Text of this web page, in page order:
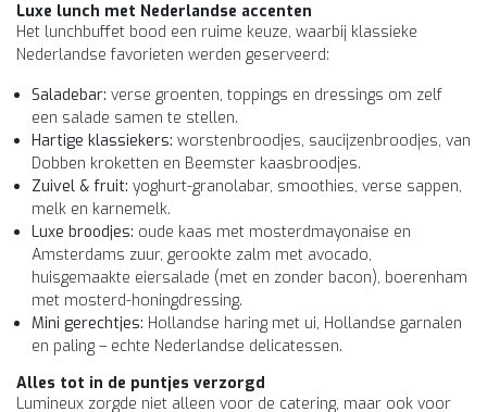
Luxe lunch met Nederlandse accenten
Het lunchbuffet bood een ruime keuze, waarbij klassieke
Nederlandse favorieten werden geserveerd:
Saladebar: verse groenten, toppings en dressings om zelf
een salade samen te stellen.
Hartige klassiekers: worstenbroodjes, saucijzenbroodjes, van
Dobben kroketten en Beemster kaasbroodjes.
Zuivel & fruit: yoghurt-granolabar, smoothies, verse sappen,
melk en karnemelk.
Luxe broodjes: oude kaas met mosterdmayonaise en
Amsterdams zuur, gerookte zalm met avocado,
huisgemaakte eiersalade (met en zonder bacon), boerenham
met mosterd-honingdressing.
Mini gerechtjes: Hollandse haring met ui, Hollandse garnalen
en paling – echte Nederlandse delicatessen.
Alles tot in de puntjes verzorgd
Lumineux zorgde niet alleen voor de catering, maar ook voor